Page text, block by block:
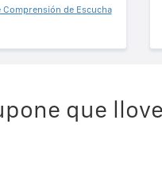
Comprensión de Escucha
que